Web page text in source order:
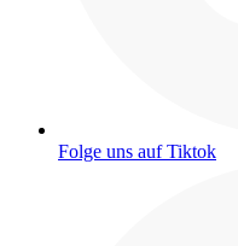
Folge uns auf Tiktok